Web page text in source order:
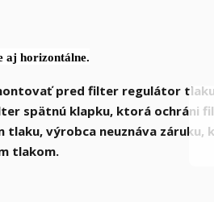
aj horizontálne.
pred filter regulátor
spätnú klapku, ktorá ochráni
výrobca neuznáva záruku,
tlakom.